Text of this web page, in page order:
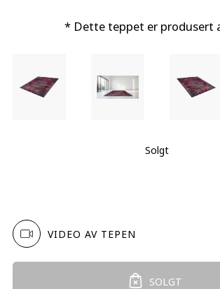
* Dette teppet er produsert
Solgt
VIDEO AV TEPEN
SOLGT